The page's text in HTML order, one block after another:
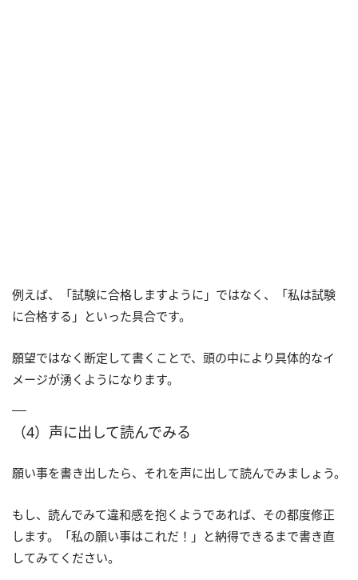
例えば、「試験に合格しますように」ではなく、「私は試験
に合格する」といった具合です。
願望ではなく断定して書くことで、頭の中により具体的なイ
メージが湧くようになります。
（4）声に出して読んでみる
願い事を書き出したら、それを声に出して読んでみましょう。
もし、読んでみて違和感を抱くようであれば、その都度修正
します。「私の願い事はこれだ！」と納得できるまで書き直
してみてください。